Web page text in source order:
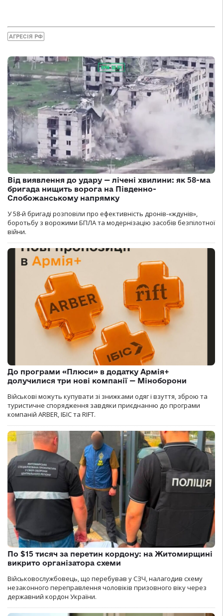
АГРЕСІЯ РФ
Від виявлення до удару — лічені хвилини: як 58-ма
бригада нищить ворога на Південно-
Слобожанському напрямку
У 58-й бригаді розповіли про ефективність дронів-«ждунів»,
боротьбу з ворожими БПЛА та модернізацію засобів безпілотної
війни.
До програми «Плюси» в додатку Армія+
долучилися три нові компанії — Міноборони
Військові можуть купувати зі знижками одяг і взуття, зброю та
туристичне спорядження завдяки приєднанню до програми
компаній ARBER, ІБІС та RIFT.
По $15 тисяч за перетин кордону: на Житомирщині
викрито організатора схеми
Військовослужбовець, що перебував у СЗЧ, налагодив схему
незаконного переправлення чоловіків призовного віку через
державний кордон України.